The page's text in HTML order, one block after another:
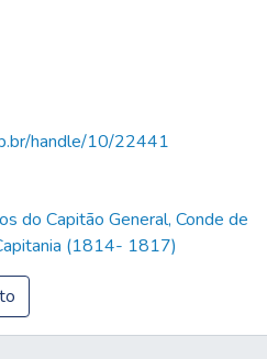
handle/10/22441
do Capitão General, Conde de
(1814- 1817)